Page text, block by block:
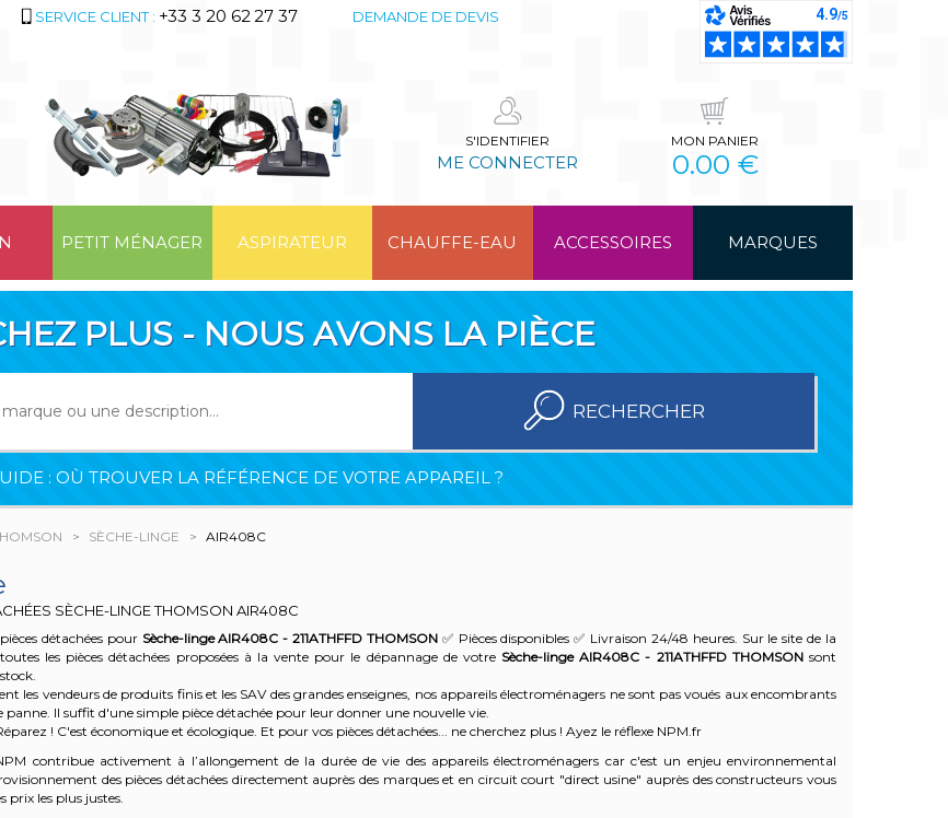
SERVICE CLIENT : +33 3 20 62 27 37 DEMANDE DE DEVIS
S'IDENTIFIER
ME CONNECTER
MON PANIER
0.00 €
PETIT MÉNAGER ASPIRATEUR CHAUFFE-EAU ACCESSOIRES MARQUES
PLUS - NOUS AVONS LA PIÈCE
RECHERCHER
: OÙ TROUVER LA RÉFÉRENCE DE VOTRE APPAREIL ?
SÈCHE-LINGE AIR408C
SÈCHE-LINGE THOMSON AIR408C
détachées pour Sèche-linge AIR408C - 211ATHFFD THOMSON ✅ Pièces disponibles ✅ Livraison 24/48 heures. Sur le site de la
les pièces détachées proposées à la vente pour le dépannage de votre Sèche-linge AIR408C - 211ATHFFD THOMSONsont
les vendeurs de produits finis et les SAV des grandes enseignes, nos appareils électroménagers ne sont pas voués aux encombrants
panne. Il suffit d'une simple pièce détachée pour leur donner une nouvelle vie.
! C'est économique et écologique. Et pour vos pièces détachées... ne cherchez plus ! Ayez le réflexe NPM.fr
contribue activement à l’allongement de la durée de vie des appareils électroménagers car c'est un enjeu environnemental
des pièces détachées directement auprès des marques et en circuit court "direct usine" auprès des constructeurs vous
prix les plus justes.